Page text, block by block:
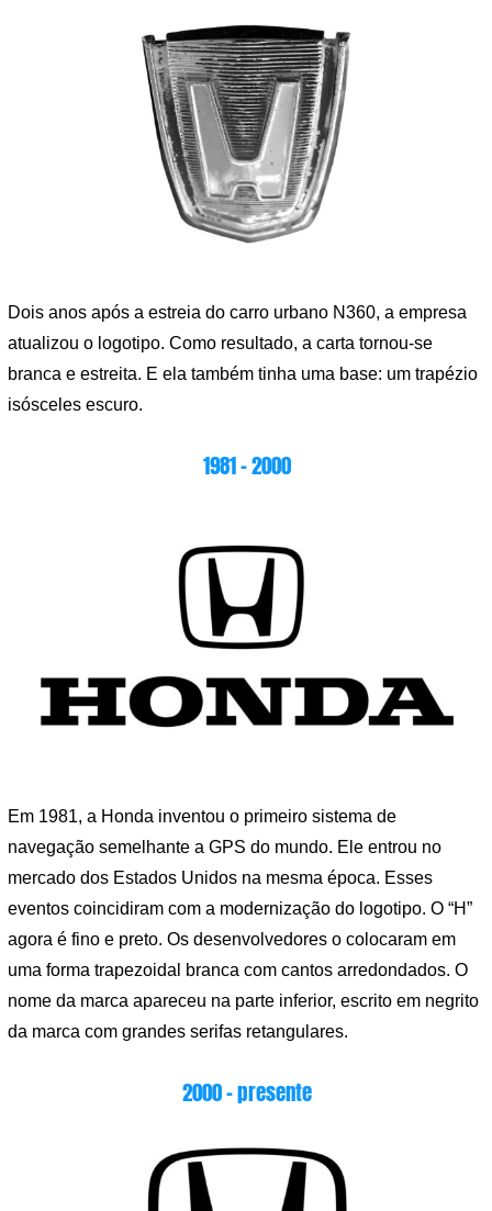
Dois anos após a estreia do carro urbano N360, a empresa
atualizou o logotipo. Como resultado, a carta tornou-se
branca e estreita. E ela também tinha uma base: um trapézio
isósceles escuro.
1981 – 2000
Em 1981, a Honda inventou o primeiro sistema de
navegação semelhante a GPS do mundo. Ele entrou no
mercado dos Estados Unidos na mesma época. Esses
eventos coincidiram com a modernização do logotipo. O “H”
agora é fino e preto. Os desenvolvedores o colocaram em
uma forma trapezoidal branca com cantos arredondados. O
nome da marca apareceu na parte inferior, escrito em negrito
da marca com grandes serifas retangulares.
2000 – presente